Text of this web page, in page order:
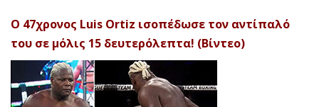
Ο 47χρονος Luis Ortiz ισοπέδωσε τον αντίπαλό
του σε μόλις 15 δευτερόλεπτα! (Βίντεο)